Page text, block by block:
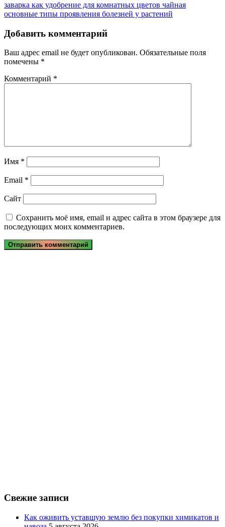
Навигация
по
записям
Previous
Post:
заварка как удобрение для комнатных цветов чайная
Next
основные типы проявления болезней у растений
Добавить комментарий
Ваш адрес email не будет опубликован. Обязательные поля
помечены *
Комментарий *
Имя *
Email *
Сайт
Сохранить моё имя, email и адрес сайта в этом браузере для
последующих моих комментариев.
Свежие записи
Как оживить уставшую землю без покупки химикатов и